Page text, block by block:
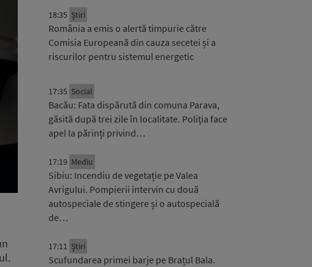
18:35 Știri
România a emis o alertă timpurie către
Comisia Europeană din cauza secetei și a
riscurilor pentru sistemul energetic
17:35 Social
Bacău: Fata dispărută din comuna Parava,
găsită după trei zile în localitate. Poliția face
apel la părinți privind…
17:19 Mediu
Sibiu: Incendiu de vegetație pe Valea
Avrigului. Pompierii intervin cu două
autospeciale de stingere și o autospecială
de…
17:11 Știri
Scufundarea primei barje pe Brațul Bala.